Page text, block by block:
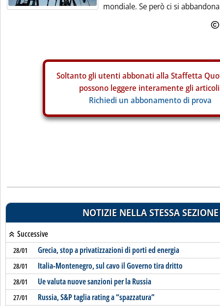
mondiale. Se però ci si
Soltanto gli utenti abbonati alla Staffetta
possono leggere interamente gli
Richiedi un abbonamento di prova
NOTIZIE NELLA STESSA SEZIONE
Successive
28/01 Grecia, stop a privatizzazioni di porti ed energia
28/01 Italia-Montenegro, sul cavo il Governo tira dritto
28/01 Ue valuta nuove sanzioni per la Russia
27/01 Russia, S&P taglia rating a “spazzatura”